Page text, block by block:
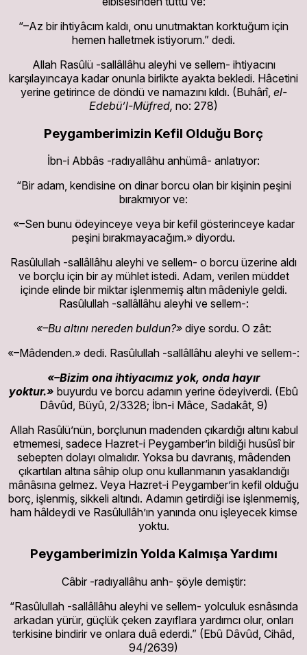
“–Az bir ihtiyâcım kaldı, onu unutmaktan korktuğum için
hemen halletmek istiyorum.” dedi.
Allah Rasûlü -sallâllâhu aleyhi ve sellem- ihtiyacını
karşılayıncaya kadar onunla birlikte ayakta bekledi. Hâcetini
yerine getirince de döndü ve namazını kıldı. (Buhârî, el-
Edebü’l-Müfred, no: 278)
Peygamberimizin Kefil Olduğu Borç
İbn-i Abbâs -radıyallâhu anhümâ- anlatıyor:
“Bir adam, kendisine on dinar borcu olan bir kişinin peşini
bırakmıyor ve:
«–Sen bunu ödeyinceye veya bir kefil gösterinceye kadar
peşini bırakmayacağım.» diyordu.
Rasûlullah -sallâllâhu aleyhi ve sellem- o borcu üzerine aldı
ve borçlu için bir ay mühlet istedi. Adam, verilen müddet
içinde elinde bir miktar işlenmemiş altın mâdeniyle geldi.
Rasûlullah -sallâllâhu aleyhi ve sellem-:
«–Bu altını nereden buldun?»diye sordu. O zât:
«–Mâdenden.» dedi. Rasûlullah -sallâllâhu aleyhi ve sellem-:
«–Bizim ona ihtiyacımız yok, onda hayır
yoktur.» buyurdu ve borcu adamın yerine ödeyiverdi. (Ebû
Dâvûd, Büyû, 2/3328; İbn-i Mâce, Sadakât, 9)
Allah Rasûlü’nün, borçlunun madenden çıkardığı altını kabul
etmemesi, sadece Hazret-i Peygamber’in bildiği husûsî bir
sebepten dolayı olmalıdır. Yoksa bu davranış, mâdenden
çıkartılan altına sâhip olup onu kullanmanın yasaklandığı
mânâsına gelmez. Veya Hazret-i Peygamber’in kefil olduğu
borç, işlenmiş, sikkeli altındı. Adamın getirdiği ise işlenmemiş,
ham hâldeydi ve Rasûlullâh’ın yanında onu işleyecek kimse
yoktu.
Peygamberimizin Yolda Kalmışa Yardımı
Câbir -radıyallâhu anh- şöyle demiştir:
“Rasûlullah -sallâllâhu aleyhi ve sellem- yolculuk esnâsında
arkadan yürür, güçlük çeken zayıflara yardımcı olur, onları
terkisine bindirir ve onlara duâ ederdi.” (Ebû Dâvûd, Cihâd,
94/2639)